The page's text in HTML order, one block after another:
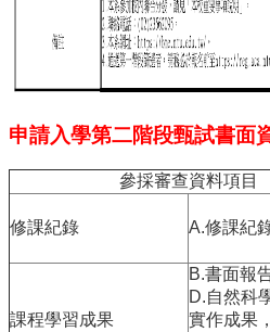
訊
息
究
資
申請入學第二階段甄試書面
參採審查資料項目
修課紀錄 A.修課紀
課程學習成果
B.書面報
D.自然科
實作成果